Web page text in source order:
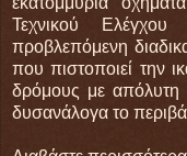
Τεχνικού
προβλεπόμενη
που πιστοποιεί την
δρόμους με απόλυτη
δυσανάλογα το